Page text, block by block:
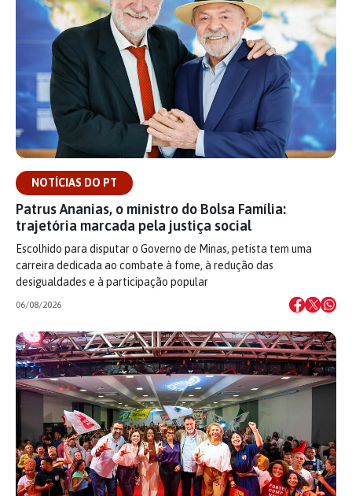
NOTÍCIAS DO PT
Patrus Ananias, o ministro do Bolsa Família:
trajetória marcada pela justiça social
Escolhido para disputar o Governo de Minas, petista tem uma
carreira dedicada ao combate à fome, à redução das
desigualdades e à participação popular
06/08/2026